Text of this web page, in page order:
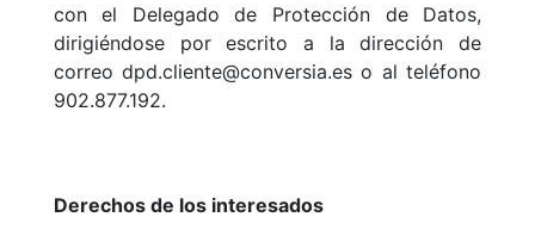
con el Delegado de Protección de Datos,
dirigiéndose por escrito a la dirección de
correo dpd.cliente@conversia.es o al teléfono
902.877.192.
Derechos de los interesados